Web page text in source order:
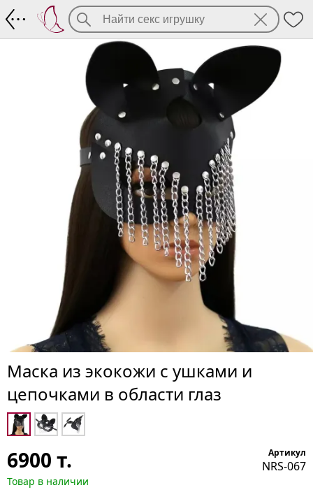
Маска из экокожи с ушками и
цепочками в области глаз
6900 т.
Товар в наличии
Артикул
NRS-067
Маска из экокожи с ушками и